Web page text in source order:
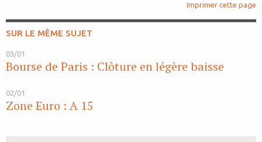
Imprimer cette page
SUR LE MÊME SUJET
03/01
Bourse de Paris : Clôture en légère baisse
02/01
Zone Euro : A 15